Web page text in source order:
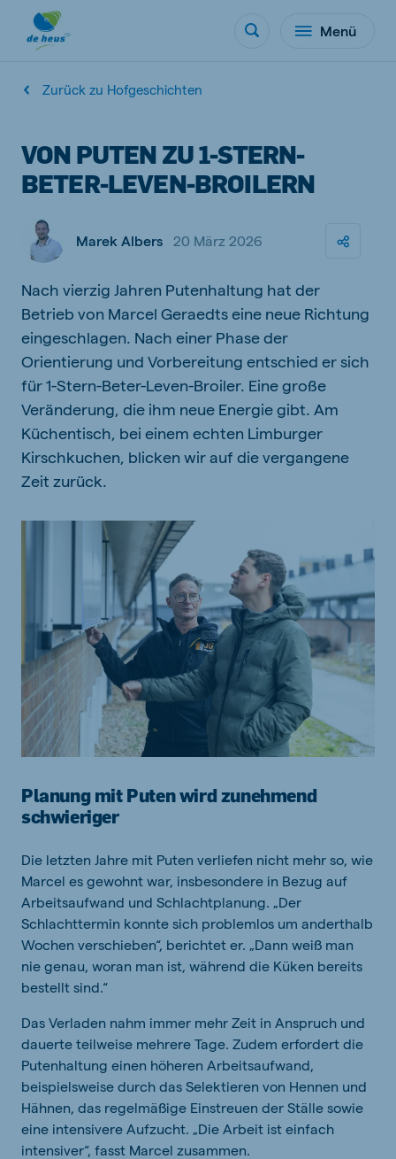
Menü
Zurück zu Hofgeschichten
VON PUTEN ZU 1-STERN-
BETER-LEVEN-BROILERN
Marek Albers 20 März 2026
Nach vierzig Jahren Putenhaltung hat der
Betrieb von Marcel Geraedts eine neue Richtung
eingeschlagen. Nach einer Phase der
Orientierung und Vorbereitung entschied er sich
für 1-Stern-Beter-Leven-Broiler. Eine große
Veränderung, die ihm neue Energie gibt. Am
Küchentisch, bei einem echten Limburger
Kirschkuchen, blicken wir auf die vergangene
Zeit zurück.
Planung mit Puten wird zunehmend
schwieriger
Die letzten Jahre mit Puten verliefen nicht mehr so, wie
Marcel es gewohnt war, insbesondere in Bezug auf
Arbeitsaufwand und Schlachtplanung. „Der
Schlachttermin konnte sich problemlos um anderthalb
Wochen verschieben“, berichtet er. „Dann weiß man
nie genau, woran man ist, während die Küken bereits
bestellt sind.“
Das Verladen nahm immer mehr Zeit in Anspruch und
dauerte teilweise mehrere Tage. Zudem erfordert die
Putenhaltung einen höheren Arbeitsaufwand,
beispielsweise durch das Selektieren von Hennen und
Hähnen, das regelmäßige Einstreuen der Ställe sowie
eine intensivere Aufzucht. „Die Arbeit ist einfach
intensiver“, fasst Marcel zusammen.